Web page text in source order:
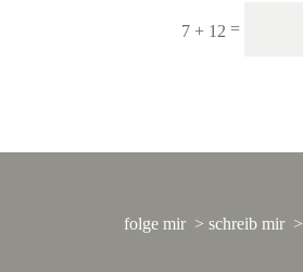
7 + 12 =
folge mir > schreib mir >